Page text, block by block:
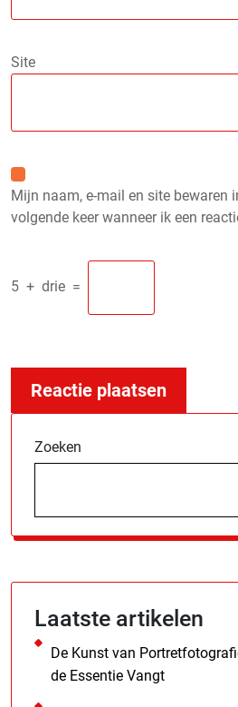
Site
Mijn naam, e-mail en site bewaren
volgende keer wanneer ik een
5 + drie =
Zoeken
Laatste artikelen
De Kunst van
de Essentie Vangt